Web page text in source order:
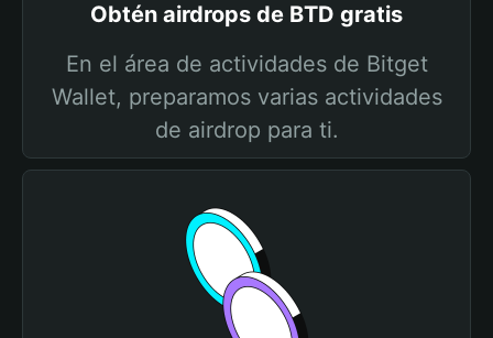
Obtén airdrops de BTD gratis
En el área de actividades de Bitget
Wallet, preparamos varias actividades
de airdrop para ti.